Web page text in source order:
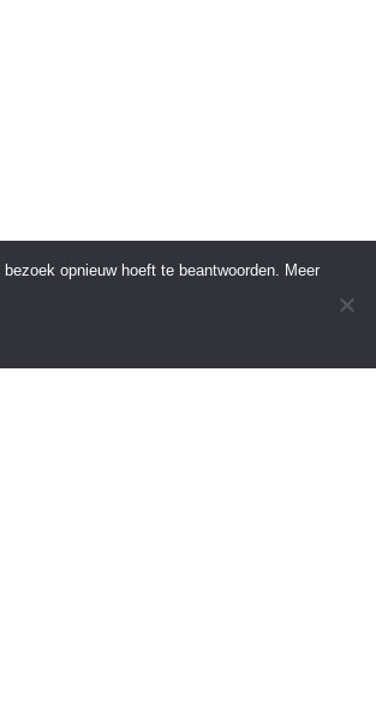
opnieuw hoeft te beantwoorden. Meer